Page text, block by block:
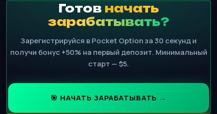
Готов начать
зарабатывать?
Зарегистрируйся в Pocket Option за 30 секунд и
получи бонус +50% на первый депозит. Минимальный
старт — $5.
🎯 НАЧАТЬ ЗАРАБАТЫВАТЬ →